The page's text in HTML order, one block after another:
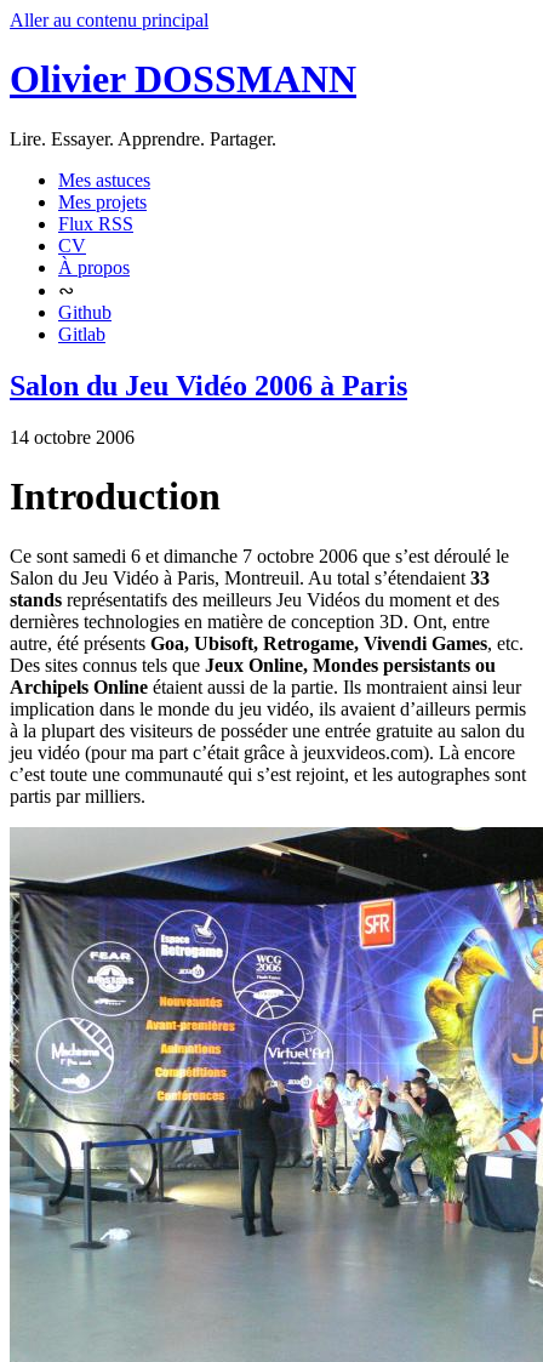
Aller au contenu principal
Olivier DOSSMANN
Lire. Essayer. Apprendre. Partager.
Mes astuces
Mes projets
Flux RSS
CV
À propos
∾
Github
Gitlab
Salon du Jeu Vidéo 2006 à Paris
14 octobre 2006
Introduction
Ce sont samedi 6 et dimanche 7 octobre 2006 que s’est déroulé le
Salon du Jeu Vidéo à Paris, Montreuil. Au total s’étendaient 33
stands représentatifs des meilleurs Jeu Vidéos du moment et des
dernières technologies en matière de conception 3D. Ont, entre
autre, été présents Goa, Ubisoft, Retrogame, Vivendi Games, etc.
Des sites connus tels que Jeux Online, Mondes persistants ou
Archipels Online étaient aussi de la partie. Ils montraient ainsi leur
implication dans le monde du jeu vidéo, ils avaient d’ailleurs permis
à la plupart des visiteurs de posséder une entrée gratuite au salon du
jeu vidéo (pour ma part c’était grâce à jeuxvideos.com). Là encore
c’est toute une communauté qui s’est rejoint, et les autographes sont
partis par milliers.